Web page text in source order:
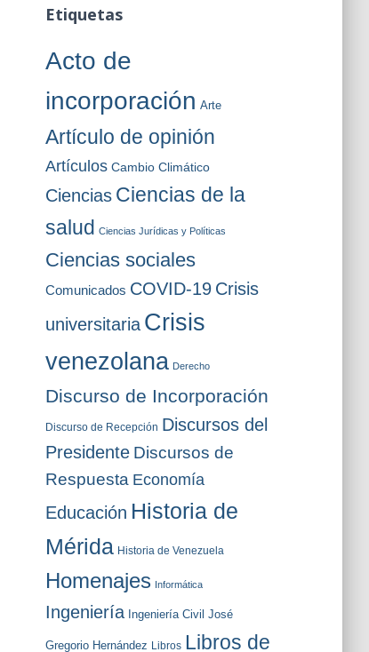
s
h
o
Etiquetas
Acto de
incorporación Arte
Artículo de opinión
Artículos Cambio Climático
Ciencias Ciencias de la
salud Ciencias Jurídicas y Políticas
Ciencias sociales
Comunicados COVID-19 Crisis
universitaria Crisis
venezolana Derecho
Discurso de Incorporación
Discurso de Recepción Discursos del
Presidente Discursos de
Respuesta Economía
Educación Historia de
Mérida Historia de Venezuela
Homenajes Informática
Ingeniería Ingeniería Civil José
Gregorio Hernández Libros Libros de